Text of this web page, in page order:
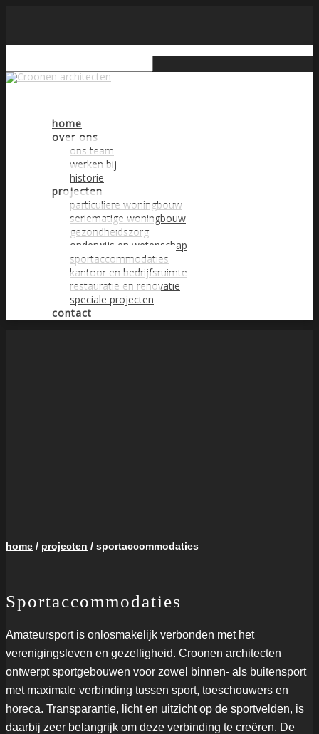
home
over ons
ons team
werken bij
historie
projecten
particuliere woningbouw
seriematige woningbouw
gezondheidszorg
onderwijs en wetenschap
sportaccommodaties
kantoor en bedrijfsruimte
restauratie en renovatie
speciale projecten
contact
home / projecten / sportaccommodaties
Sportaccommodaties
Amateursport is onlosmakelijk verbonden met het
verenigingsleven en gezelligheid. Croonen architecten
ontwerpt sportgebouwen voor zowel binnen- als buitensport
met maximale verbinding tussen sport, toeschouwers en
horeca. Transparantie, licht en uitzicht op de sportvelden, is
daarbij zeer belangrijk om deze verbinding te creëren. De